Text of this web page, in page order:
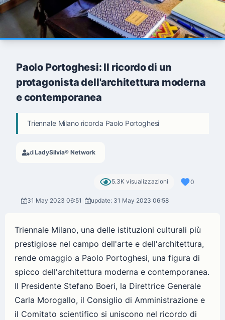
Paolo Portoghesi: Il ricordo di un
protagonista dell'architettura moderna
e contemporanea
Triennale Milano ricorda Paolo Portoghesi
diLadySilvia® Network
5.3K visualizzazioni 0
31 May 2023 06:51 update: 31 May 2023 06:58
Triennale Milano, una delle istituzioni culturali più
prestigiose nel campo dell'arte e dell'architettura,
rende omaggio a Paolo Portoghesi, una figura di
spicco dell'architettura moderna e contemporanea.
Il Presidente Stefano Boeri, la Direttrice Generale
Carla Morogallo, il Consiglio di Amministrazione e
il Comitato scientifico si uniscono nel ricordo di